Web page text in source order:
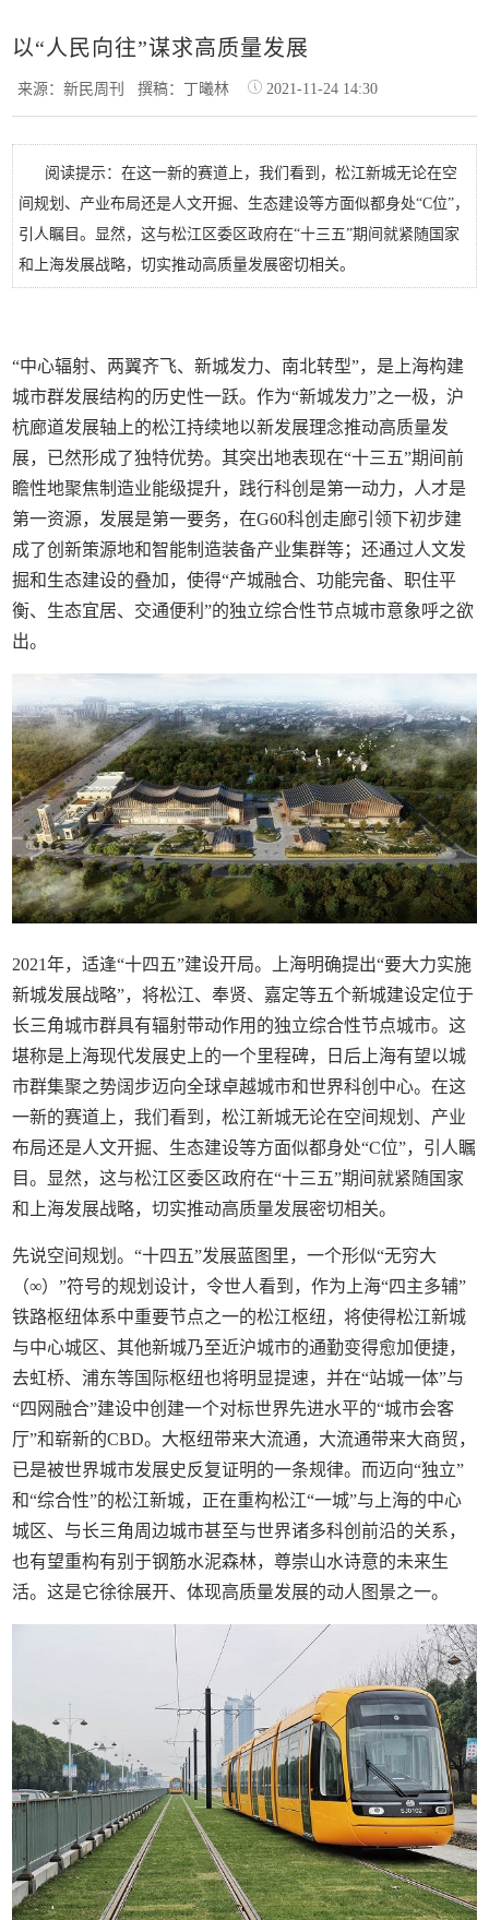
以“人民向往”谋求高质量发展
来源：新民周刊撰稿：丁曦林 2021-11-24 14:30
阅读提示：在这一新的赛道上，我们看到，松江新城无论在空
间规划、产业布局还是人文开掘、生态建设等方面似都身处“C位”，
引人瞩目。显然，这与松江区委区政府在“十三五”期间就紧随国家
和上海发展战略，切实推动高质量发展密切相关。
“中心辐射、两翼齐飞、新城发力、南北转型”，是上海构建
城市群发展结构的历史性一跃。作为“新城发力”之一极，沪
杭廊道发展轴上的松江持续地以新发展理念推动高质量发
展，已然形成了独特优势。其突出地表现在“十三五”期间前
瞻性地聚焦制造业能级提升，践行科创是第一动力，人才是
第一资源，发展是第一要务，在G60科创走廊引领下初步建
成了创新策源地和智能制造装备产业集群等；还通过人文发
掘和生态建设的叠加，使得“产城融合、功能完备、职住平
衡、生态宜居、交通便利”的独立综合性节点城市意象呼之欲
出。
2021年，适逢“十四五”建设开局。上海明确提出“要大力实施
新城发展战略”，将松江、奉贤、嘉定等五个新城建设定位于
长三角城市群具有辐射带动作用的独立综合性节点城市。这
堪称是上海现代发展史上的一个里程碑，日后上海有望以城
市群集聚之势阔步迈向全球卓越城市和世界科创中心。在这
一新的赛道上，我们看到，松江新城无论在空间规划、产业
布局还是人文开掘、生态建设等方面似都身处“C位”，引人瞩
目。显然，这与松江区委区政府在“十三五”期间就紧随国家
和上海发展战略，切实推动高质量发展密切相关。
先说空间规划。“十四五”发展蓝图里，一个形似“无穷大
（∞）”符号的规划设计，令世人看到，作为上海“四主多辅”
铁路枢纽体系中重要节点之一的松江枢纽，将使得松江新城
与中心城区、其他新城乃至近沪城市的通勤变得愈加便捷，
去虹桥、浦东等国际枢纽也将明显提速，并在“站城一体”与
“四网融合”建设中创建一个对标世界先进水平的“城市会客
厅”和崭新的CBD。大枢纽带来大流通，大流通带来大商贸，
已是被世界城市发展史反复证明的一条规律。而迈向“独立”
和“综合性”的松江新城，正在重构松江“一城”与上海的中心
城区、与长三角周边城市甚至与世界诸多科创前沿的关系，
也有望重构有别于钢筋水泥森林，尊崇山水诗意的未来生
活。这是它徐徐展开、体现高质量发展的动人图景之一。